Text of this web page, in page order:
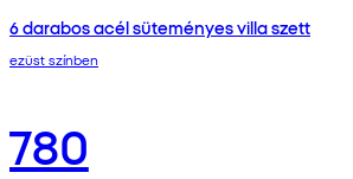
6 darabos acél süteményes villa szett
ezüst színben
780